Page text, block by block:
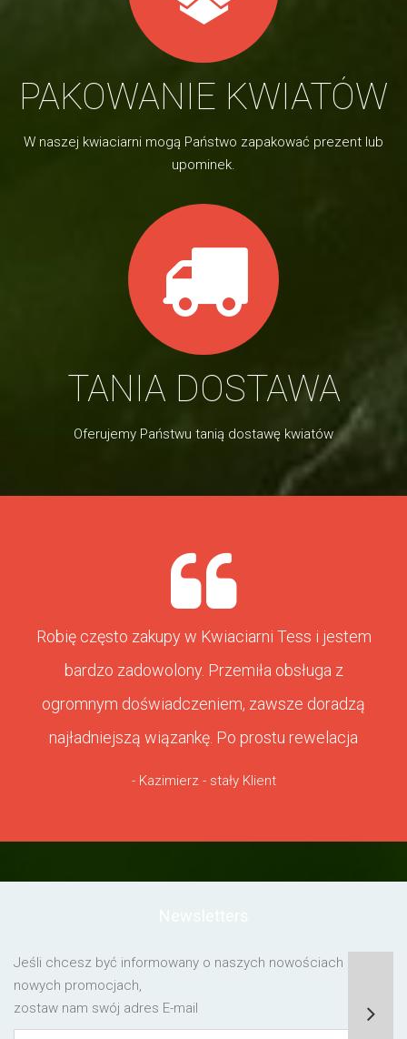
PAKOWANIE KWIATÓW
W naszej kwiaciarni mogą Państwo zapakować prezent lub
upominek.
TANIA DOSTAWA
Oferujemy Państwu tanią dostawę kwiatów
Robię często zakupy w Kwiaciarni Tess i jestem
bardzo zadowolony. Przemiła obsługa z
ogromnym doświadczeniem, zawsze doradzą
najładniejszą wiązankę. Po prostu rewelacja
- Kazimierz - stały Klient
Jeśli chcesz być informowany o naszych nowościach lub o
nowych promocjach,
zostaw nam swój adres E-mail